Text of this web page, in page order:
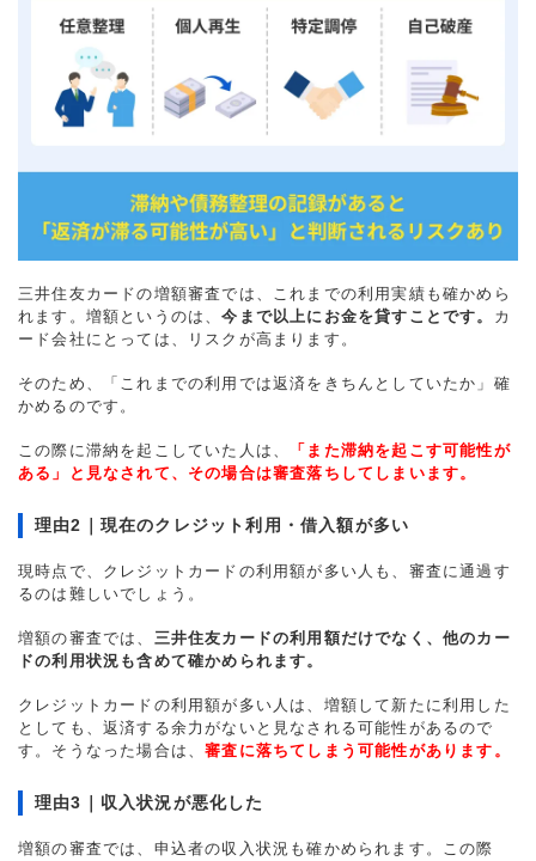
三井住友カードの増額審査では、これまでの利用実績も確かめら
れます。増額というのは、今まで以上にお金を貸すことです。 カ
ード会社にとっては、リスクが高まります。
そのため、「これまでの利用では返済をきちんとしていたか」確
かめるのです。
この際に滞納を起こしていた人は、
「また滞納を起こす可能性が
ある」と見なされて、その場合は審査落ちしてしまいます。
理由2｜現在のクレジット利用・借入額が多い
現時点で、クレジットカードの利用額が多い人も、審査に通過す
るのは難しいでしょう。
増額の審査では、 三井住友カードの利用額だけでなく、他のカー
ドの利用状況も含めて確かめられます。
クレジットカードの利用額が多い人は、増額して新たに利用した
としても、返済する余力がないと見なされる可能性があるので
す。そうなった場合は、審査に落ちてしまう可能性があります。
理由3｜収入状況が悪化した
増額の審査では、申込者の収入状況も確かめられます。この際